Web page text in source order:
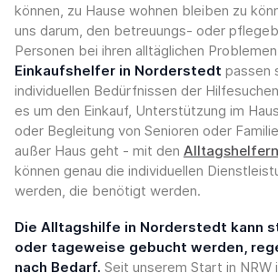
können, zu Hause wohnen bleiben zu
uns darum, den betreuungs- oder
Personen bei ihren alltäglichen
Einkaufshelfer in Norderstedt passen
individuellen Bedürfnissen der
es um den Einkauf, Unterstützung im
oder Begleitung von Senioren oder
außer Haus geht - mit den Alltagshelfern
können genau die individuellen
werden, die benötigt werden.
Die Alltagshilfe in Norderstedt kann
oder tageweise gebucht werden,
nach Bedarf. Seit unserem Start in NRW